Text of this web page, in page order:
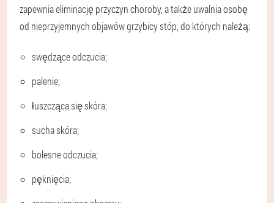
zapewnia eliminację przyczyn choroby, a także uwalnia osobę
od nieprzyjemnych objawów grzybicy stóp, do których należą:
swędzące odczucia;
palenie;
łuszcząca się skóra;
sucha skóra;
bolesne odczucia;
pęknięcia;